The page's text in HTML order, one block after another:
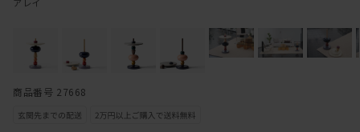
商品番号 27668